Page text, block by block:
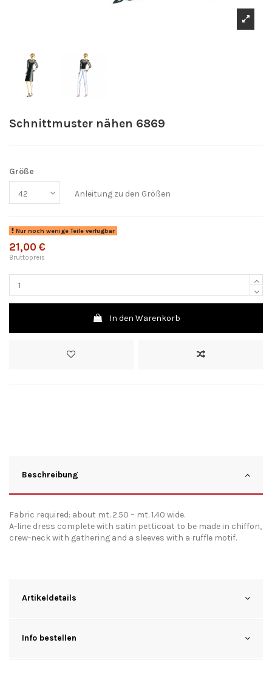
Schnittmuster nähen 6869
Größe
Anleitung zu den Größen
Nur noch wenige Teile verfügbar
21,00 €
Bruttopreis
In den Warenkorb
Beschreibung
Fabric required: about mt. 2.50 – mt. 1.40 wide.
A-line dress complete with satin petticoat to be made in chiffon,
crew-neck with gathering and a sleeves with a ruffle motif.
Artikeldetails
Info bestellen